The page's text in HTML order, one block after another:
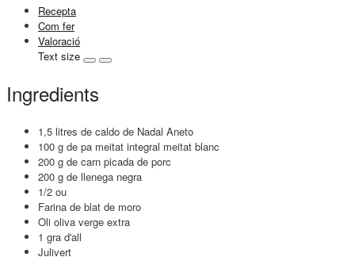
Recepta
Com fer
Valoració
Text size
Ingredients
1,5 litres de caldo de Nadal Aneto
100 g de pa meitat integral meitat blanc
200 g de carn picada de porc
200 g de llenega negra
1/2 ou
Farina de blat de moro
Oli oliva verge extra
1 gra d'all
Julivert